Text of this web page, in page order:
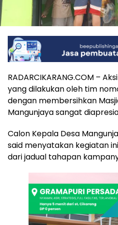
RADARCIKARANG.COM –
yang dilakukan oleh tim
dengan membersihkan
Mangunjaya sangat
Calon Kepala Desa
said menyatakan kegiatan
dari jadual tahapan